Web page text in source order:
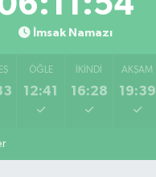
İmsak Namazı
ÖĞLE
12:41
İKINDI
16:28
AKŞAM
19:39